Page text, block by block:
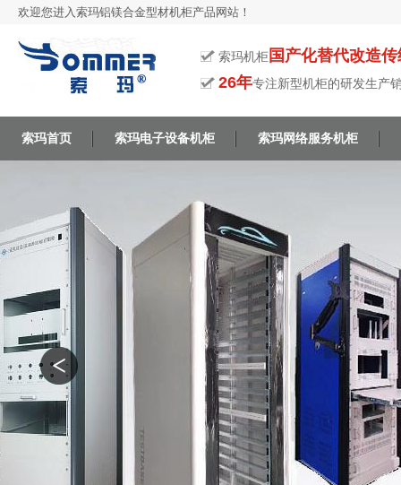
欢迎您进入索玛铝镁合金型材机柜产品网站！
索玛机柜国产化替代改造
26年专注新型机柜的研发生产
索玛首页 索玛电子设备机柜 索玛网络服务机柜